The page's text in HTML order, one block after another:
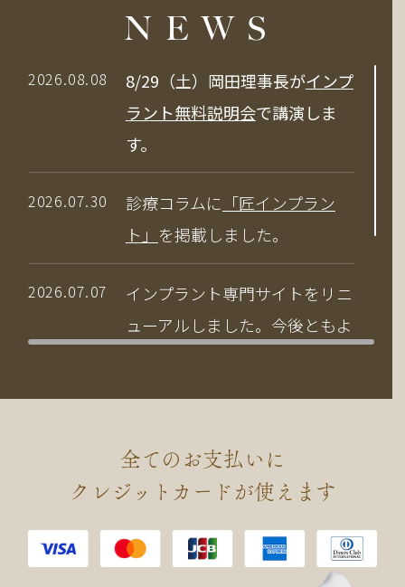
NEWS
2026.08.08 8/29（土）岡田理事長がインプ
ラント無料説明会で講演しま
す。
2026.07.30 診療コラムに 「匠インプラン
ト」 を掲載しました。
2026.07.07
インプラント専門サイトをリニ
ューアルしました。今後ともよ
法人 日本口腔インプラント学
会 認定 口腔インプラント専門
全てのお支払いに
クレジットカードが使えます